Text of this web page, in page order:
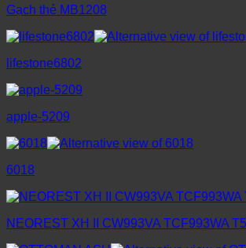
Gạch thẻ MB1208
lifestone6802
apple-5209
6018
NEOREST XH II CW993VA TCF993WA